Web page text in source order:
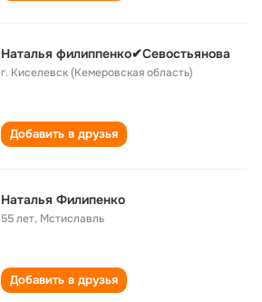
Наталья филиппенко✔Севостьянова
г. Киселевск (Кемеровская область)
Добавить в друзья
Наталья Филипенко
55 лет, Мстиславль
Добавить в друзья